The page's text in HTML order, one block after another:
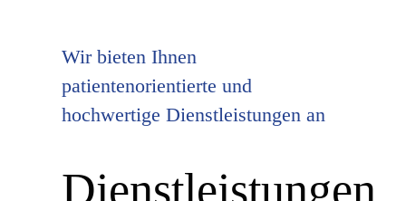
Wir bieten Ihnen
patientenorientierte und
hochwertige Dienstleistungen an
Dienstleistungen